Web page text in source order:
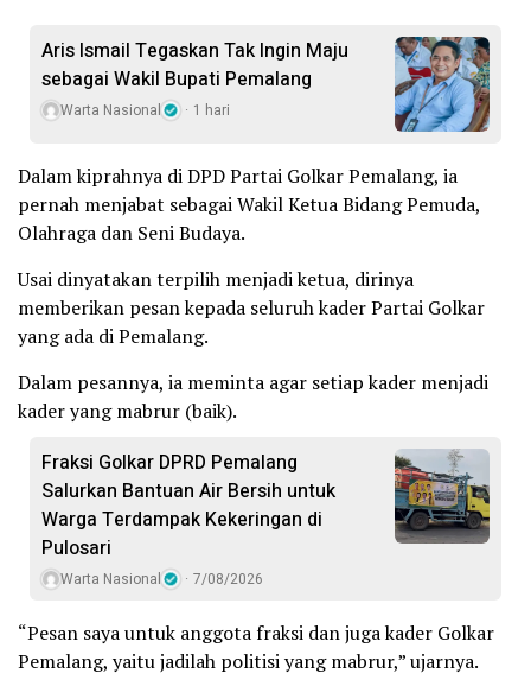
Aris Ismail Tegaskan Tak Ingin Maju
sebagai Wakil Bupati Pemalang
Warta Nasional 1 hari
Dalam kiprahnya di DPD Partai Golkar Pemalang, ia
pernah menjabat sebagai Wakil Ketua Bidang Pemuda,
Olahraga dan Seni Budaya.
Usai dinyatakan terpilih menjadi ketua, dirinya
memberikan pesan kepada seluruh kader Partai Golkar
yang ada di Pemalang.
Dalam pesannya, ia meminta agar setiap kader menjadi
kader yang mabrur (baik).
Fraksi Golkar DPRD Pemalang
Salurkan Bantuan Air Bersih untuk
Warga Terdampak Kekeringan di
Pulosari
Warta Nasional 7/08/2026
“Pesan saya untuk anggota fraksi dan juga kader Golkar
Pemalang, yaitu jadilah politisi yang mabrur,” ujarnya.